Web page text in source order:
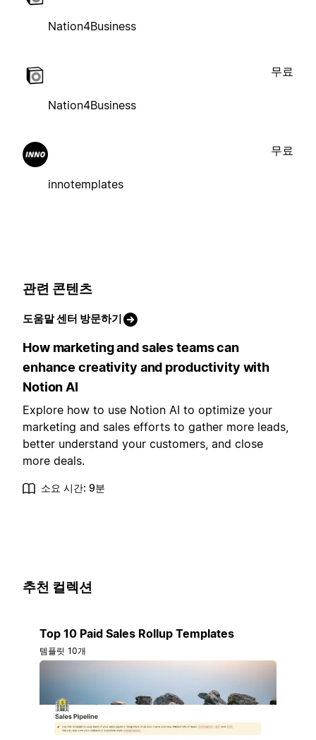
Nation4Business
Nation4Business
무료
innotemplates
무료
관련 콘텐츠
도움말 센터 방문하기
How marketing and sales teams can
enhance creativity and productivity with
Notion AI
Explore how to use Notion AI to optimize your
marketing and sales efforts to gather more leads,
better understand your customers, and close
more deals.
소요 시간: 9분
추천 컬렉션
Top 10 Paid Sales Rollup Templates
템플릿 10개